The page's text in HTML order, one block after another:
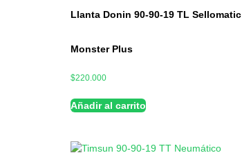
Llanta Donin 90-90-19 TL Sellomatic
Monster Plus
$220.000
Añadir al carrito